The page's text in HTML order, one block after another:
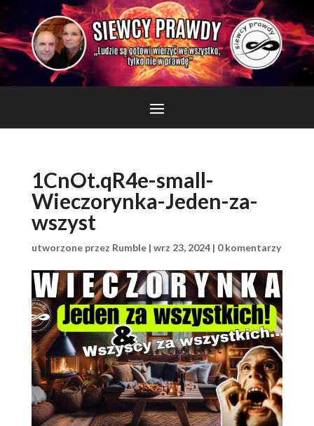
1CnOt.qR4e-small-
Wieczorynka-Jeden-za-
wszyst
utworzone przez Rumble| wrz 23, 2024| 0 komentarzy